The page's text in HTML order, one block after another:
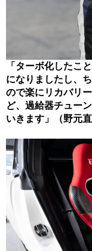
「ターボ化したこ
になりましたし、
ので楽にリカバリ
ど、過給器チュー
いきます」（野元直